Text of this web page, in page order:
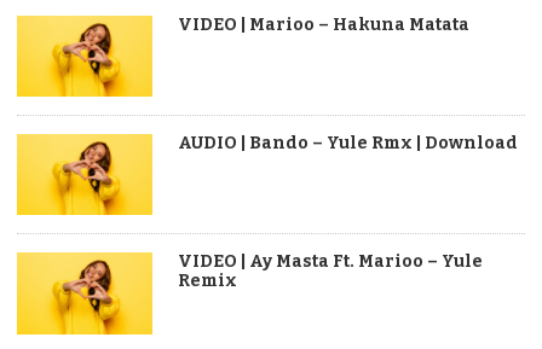
VIDEO | Marioo – Hakuna Matata
AUDIO | Bando – Yule Rmx | Download
VIDEO | Ay Masta Ft. Marioo – Yule
Remix